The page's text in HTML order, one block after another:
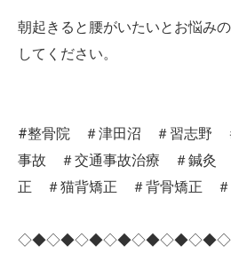
朝起きると腰がいたいとお悩み
してください。
#整骨院 ＃津田沼 ＃習志野
事故 ＃交通事故治療 ＃鍼灸
正 ＃猫背矯正 ＃背骨矯正 ＃